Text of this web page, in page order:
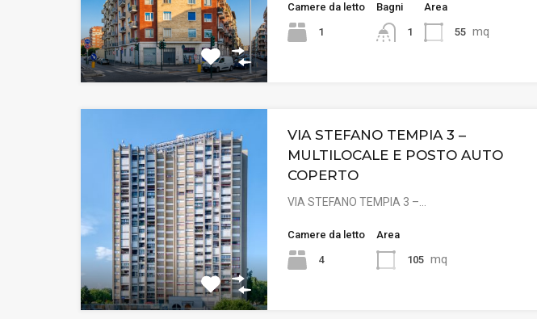
Camere da letto
1
Bagni
1
Area
55 mq
VIA STEFANO TEMPIA 3 –
MULTILOCALE E POSTO AUTO
COPERTO
VIA STEFANO TEMPIA 3 –…
Camere da letto
4
Area
105 mq